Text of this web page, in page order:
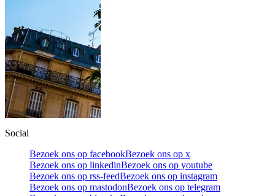
Social
Bezoek ons op facebookBezoek ons op x
Bezoek ons op linkedinBezoek ons op youtube
Bezoek ons op rss-feedBezoek ons op instagram
Bezoek ons op mastodonBezoek ons op telegram